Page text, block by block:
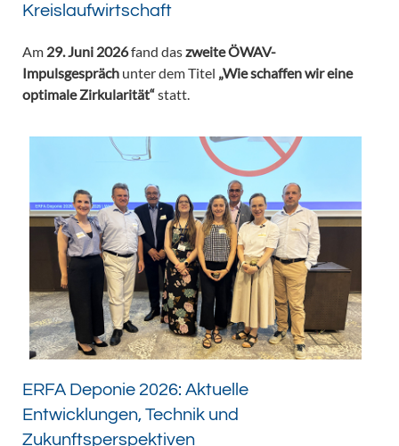
Kreislaufwirtschaft
Am 29. Juni 2026fand daszweite ÖWAV-
Impulsgespräch unter dem Titel „Wie schaffen wir eine
optimale Zirkularität“statt.
ERFA Deponie 2026: Aktuelle
Entwicklungen, Technik und
Zukunftsperspektiven